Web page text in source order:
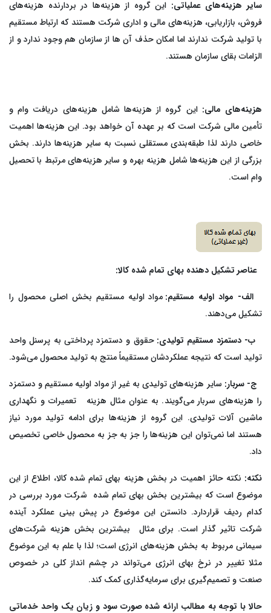
سایر هزینه‌های عملیاتی: این گروه از هزینه‌ها در بردارنده هزینههای
فروش، بازاریابی، هزینه‌های مالی و اداری شرکت هستند که ارتباط مستقیم
با تولید شرکت ندارند اما امکان حذف آن ها از سازمان هم وجود ندارد و از
الزامات بقای سازمان هستند.
هزینه‌های مالی: این گروه از هزینه‌ها شامل هزینه‌های دریافت وام و
تأمین مالی شرکت است که بر عهده آن خواهد بود. این هزینه‌ها اهمیت
خاصی دارند لذا طبقه‌بندی مستقلی نسبت به سایر هزینه‌ها دارند. بخش
بزرگی از این هزینه‌ها شامل هزینه بهره و سایر هزینه‌های مرتبط با تحصیل
وام است.
عناصر تشکیل دهنده بهای تمام شده کالا:
الف- مواد اولیه مستقیم: مواد اولیه مستقیم بخش اصلی محصول را
تشکیل می‌دهند.
ب- دستمزد مستقیم تولیدی: حقوق و دستمزد پرداختی به پرسنل واحد
تولید است که نتیجه عملکردشان مستقیماً منتج به تولید محصول می‌شود.
ج- سربار: سایر هزینه‌های تولیدی به‌ غیر از مواد اولیه مستقیم و دستمزد
را هزینه‌های سربار می‌گویند. به‌ عنوان مثال هزینه تعمیرات و نگهداری
ماشین آلات تولیدی. این گروه از هزینه‌ها برای ادامه تولید مورد نیاز
هستند اما نمی‌توان این هزینه‌ها را جز به جز به محصول خاصی تخصیص
داد.
نکته: نکته حائز اهمیت در بخش هزینه بهای تمام شده کالا، اطلاع از این
موضوع است که بیشترین بخش بهای تمام شده شرکت مورد بررسی در
کدام ردیف قراردارد. دانستن این موضوع در پیش بینی عملکرد آینده
شرکت تاثیر گذار است. برای مثال بیشترین بخش هزینه شرکت‌های
سیمانی مربوط به بخش هزینه‌های انرژی است؛ لذا با علم به این موضوع
مثلا تغییر در نرخ بهای انرژی می‌تواند در چشم انداز کلی در خصوص
صنعت و تصمیم‌گیری برای سرمایه‌گذاری کمک کند.
حالا با توجه به مطالب ارائه شده صورت سود و زیان یک واحد خدماتی